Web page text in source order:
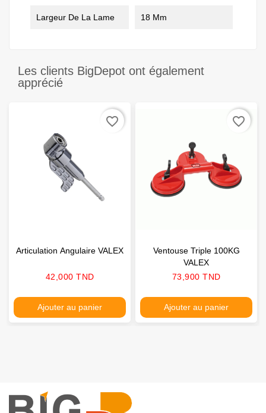
Largeur De La Lame 18 Mm
Les clients BigDepot ont également
apprécié
Articulation Angulaire VALEX
Prix
42,000 TND
Ajouter au panier
favorite_border
Ventouse Triple 100KG
VALEX
Prix
73,900 TND
Ajouter au panier
favorite_border